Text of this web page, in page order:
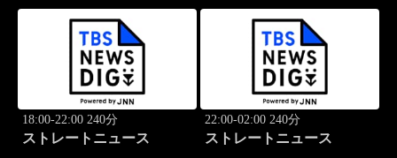
18:00-22:00 240分
ストレートニュース
22:00-02:00 240分
ストレートニュース